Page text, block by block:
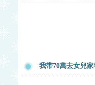
我带70萬去女兒